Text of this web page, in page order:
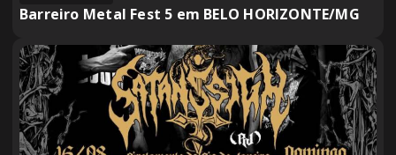
Barreiro Metal Fest 5 em BELO HORIZONTE/MG